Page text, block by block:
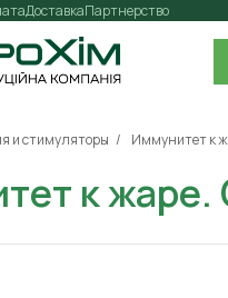
ДоставкаПартнерство
и стимуляторы Иммунитет к
к жаре.